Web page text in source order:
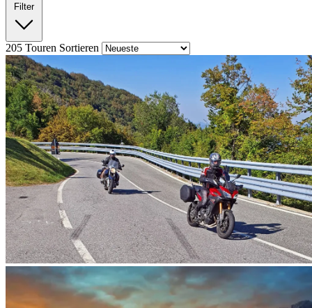
Filter
205 Touren Sortieren